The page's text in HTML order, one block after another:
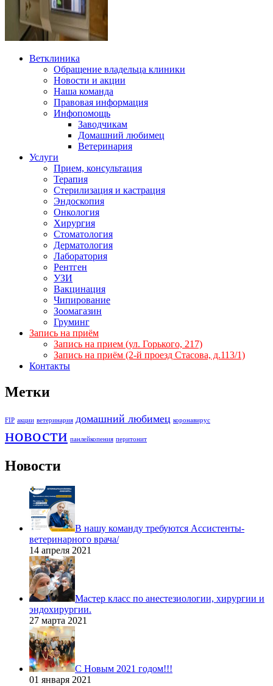
Ветклиника
Обращение владельца клиники
Новости и акции
Наша команда
Правовая информация
Инфопомощь
Заводчикам
Домашний любимец
Ветеринария
Услуги
Прием, консультация
Терапия
Стерилизация и кастрация
Эндоскопия
Онкология
Хирургия
Стоматология
Дерматология
Лаборатория
Рентген
УЗИ
Вакцинация
Чипирование
Зоомагазин
Груминг
Запись на приём
Запись на прием (ул. Горького, 217)
Запись на приём (2-й проезд Стасова, д.113/1)
Контакты
Метки
FIP акции ветеринария домашний любимец коронавирус
новости панлейкопения перитонит
Новости
В нашу команду требуются Ассистенты-
ветеринарного врача/
14 апреля 2021
Мастер класс по анестезиологии, хирургии и
эндохирургии.
27 марта 2021
С Новым 2021 годом!!!
01 января 2021